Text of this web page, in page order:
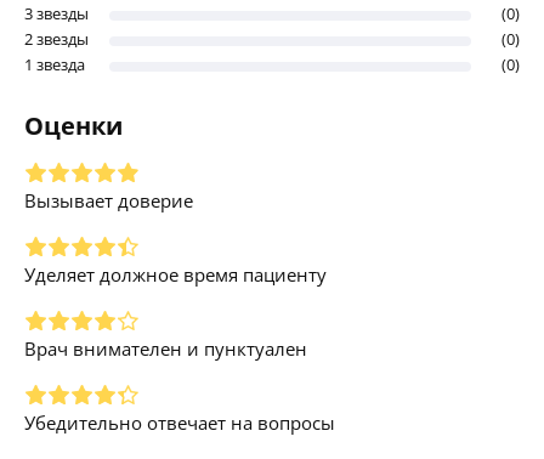
3 звезды
(0)
2 звезды
(0)
1 звезда
(0)
Оценки
Вызывает доверие
Уделяет должное время пациенту
Врач внимателен и пунктуален
Убедительно отвечает на вопросы